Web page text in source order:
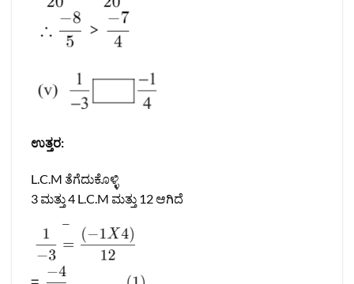
ಉತ್ತರ:
L.C.M ತೆಗೆದುಕೊಳ್ಳಿ
3 ಮತ್ತು 4 L.C.M ಮತ್ತು 12 ಆಗಿದೆ